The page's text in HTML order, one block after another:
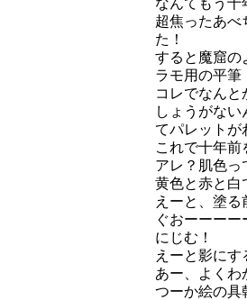
なんてもう十
超焦ったあべ
た！
すると魔窟の
ラモ用の平筆
コレでなん
しょうがな
てパレットが
これで十年
アレ？肌色っ
黄色と赤と白
えーと、塗
ぐおーーー
にじむ！
えーと影に
あー、よくわ
つーか絵の具